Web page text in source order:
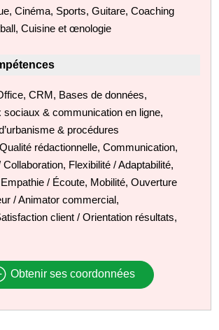
Cinéma, Sports, Guitare, Coaching
Cuisine et œnologie
CRM, Bases de données,
& communication en ligne,
& procédures
rédactionnelle, Communication,
Collaboration, Flexibilité / Adaptabilité,
Empathie / Écoute, Mobilité, Ouverture
/ Animator commercial,
client / Orientation résultats,
Obtenir ses coordonnées